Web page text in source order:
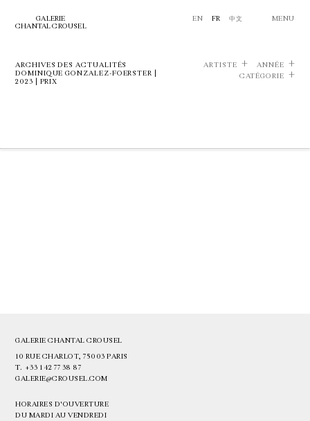
GALERIE
CHANTAL CROUSEL
EN FR 中文 MENU
ARCHIVES DES ACTUALITÉS
DOMINIQUE GONZALEZ-FOERSTER |
2023 | PRIX
ARTISTE
ANNÉE
CATÉGORIE
GALERIE CHANTAL CROUSEL
10 RUE CHARLOT, 75003 PARIS
T. +33 1 42 77 38 87
GALERIE@CROUSEL.COM
HORAIRES D'OUVERTURE
DU MARDI AU VENDREDI